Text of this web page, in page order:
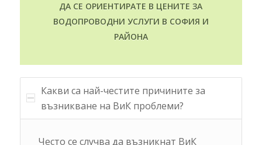
ДА СЕ ОРИЕНТИРАТЕ В ЦЕНИТЕ ЗА
ВОДОПРОВОДНИ УСЛУГИ В СОФИЯ И
РАЙОНА
Какви са най-честите причините за
възникване на ВиК проблеми?
Често се случва да възникнат ВиК